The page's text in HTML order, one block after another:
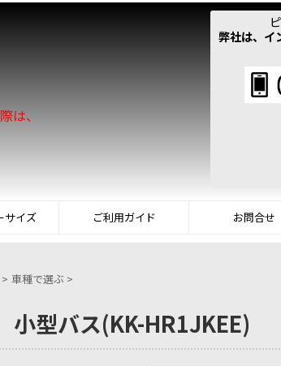
は、
弊社は、イ
サイズ ご利用ガイド お問合せ
> 車種で選ぶ >
小型バス(KK-HR1JKEE)